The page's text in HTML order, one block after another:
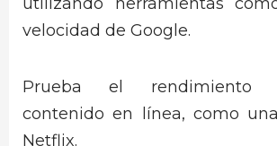
velocidad de Google.
Prueba el rendimiento
contenido en línea, como
Netflix.